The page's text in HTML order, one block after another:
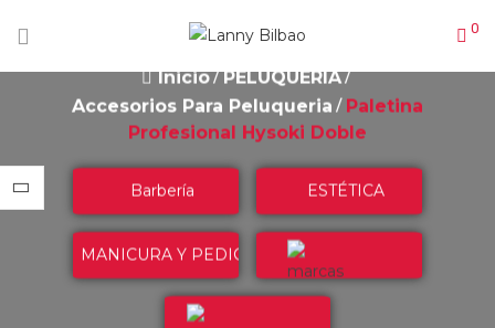
0
Inicio
PELUQUERÍA
Accesorios Para Peluqueria
Paletina
Profesional Hysoki Doble
Barbería ESTÉTICA
MANICURA Y PEDICURA
Marcas